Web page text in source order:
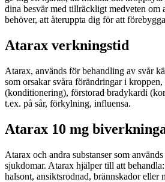
dina besvär med tillräckligt medveten om
behöver, att återuppta dig för att
Atarax verkningstid
Atarax, används för behandling av svår
som orsakar svåra förändringar i
(konditionering), förstorad bradykardi
t.ex. på sår, förkylning, influensa.
Atarax 10 mg
Atarax och andra substanser som
sjukdomar. Atarax hjälper till att
halsont, ansiktsrodnad, brännskador eller